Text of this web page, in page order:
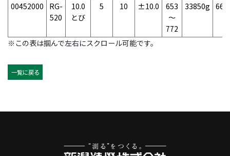
00452000
RG-
520
10.0
とび
5 10 ±10.0
653
～
772
33850g
※この表は掴んで左右にスクロール可能です。
一覧に戻る